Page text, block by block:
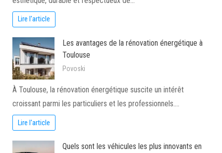
Lire l'article
Les avantages de la rénovation énergétique à
Toulouse
Povoski
À Toulouse, la rénovation énergétique suscite un intérêt
croissant parmi les particuliers et les professionnels.…
Lire l'article
Quels sont les véhicules les plus innovants en